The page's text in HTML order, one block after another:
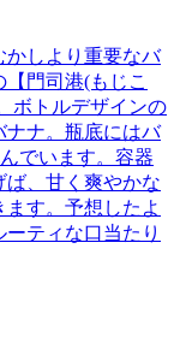
かしより重要なバ
門司港(もじこ
ボトルデザインの
ナナ。瓶底にはバ
でいます。容器
ば、甘く爽やかな
す。予想したよ
ティな口当たり